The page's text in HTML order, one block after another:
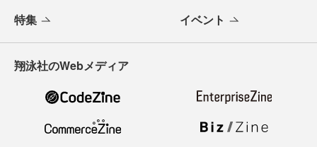
特集 イベント
翔泳社のWebメディア